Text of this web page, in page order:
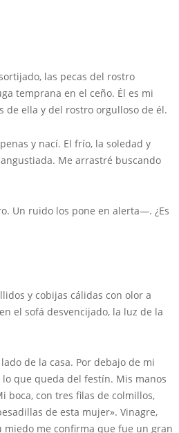
las pecas del rostro
temprana en el ceño. Él es mi
de ella y del rostro orgulloso de él.
y nací. El frío, la soledad y
Me arrastré buscando
Un ruido los pone en alerta—. ¿Es
y cobijas cálidas con olor a
el sofá desvencijado, la luz de la
de la casa. Por debajo de mi
que queda del festín. Mis manos
boca, con tres filas de colmillos,
de esta mujer». Vinagre,
miedo me confirma que fue un gran